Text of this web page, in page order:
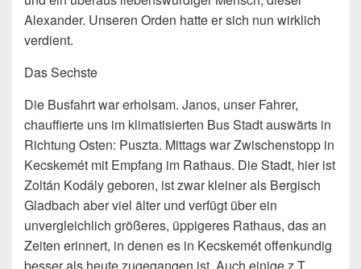
Alexander. Unseren Orden hatte er sich nun wirklich
verdient.
Das Sechste
Die Busfahrt war erholsam. Janos, unser Fahrer,
chauffierte uns im klimatisierten Bus Stadt auswärts in
Richtung Osten: Puszta. Mittags war Zwischenstopp in
Kecskemét mit Empfang im Rathaus. Die Stadt, hier ist
Zoltán Kodály geboren, ist zwar kleiner als Bergisch
Gladbach aber viel älter und verfügt über ein
unvergleichlich größeres, üppigeres Rathaus, das an
Zeiten erinnert, in denen es in Kecskemét offenkundig